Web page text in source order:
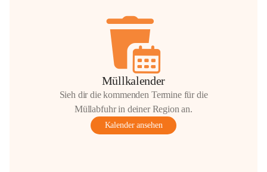
Müllkalender
Sieh dir die kommenden Termine für die
Müllabfuhr in deiner Region an.
Kalender ansehen